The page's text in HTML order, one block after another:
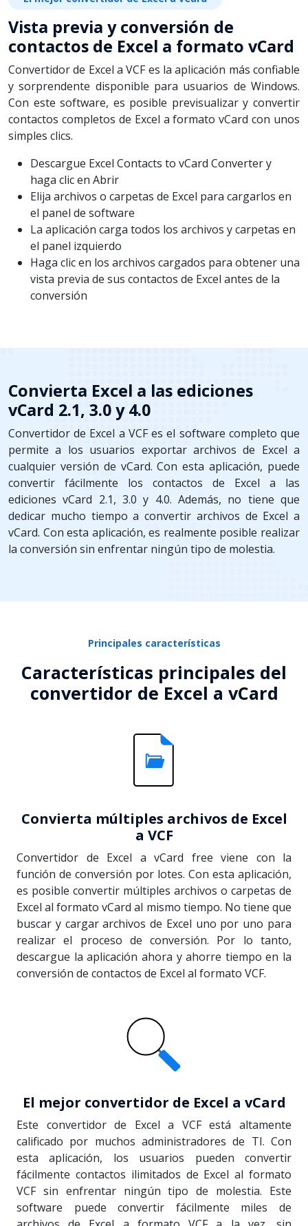
Vista previa y conversión de
contactos de Excel a formato vCard
Convertidor de Excel a VCF es la aplicación más confiable
y sorprendente disponible para usuarios de Windows.
Con este software, es posible previsualizar y convertir
contactos completos de Excel a formato vCard con unos
simples clics.
Descargue Excel Contacts to vCard Converter y
haga clic en Abrir
Elija archivos o carpetas de Excel para cargarlos en
el panel de software
La aplicación carga todos los archivos y carpetas en
el panel izquierdo
Haga clic en los archivos cargados para obtener una
vista previa de sus contactos de Excel antes de la
conversión
Convierta Excel a las ediciones
vCard 2.1, 3.0 y 4.0
Convertidor de Excel a VCF es el software completo que
permite a los usuarios exportar archivos de Excel a
cualquier versión de vCard. Con esta aplicación, puede
convertir fácilmente los contactos de Excel a las
ediciones vCard 2.1, 3.0 y 4.0. Además, no tiene que
dedicar mucho tiempo a convertir archivos de Excel a
vCard. Con esta aplicación, es realmente posible realizar
la conversión sin enfrentar ningún tipo de molestia.
Principales características
Características principales del
convertidor de Excel a vCard
Convierta múltiples archivos de Excel
a VCF
Convertidor de Excel a vCard free viene con la
función de conversión por lotes. Con esta aplicación,
es posible convertir múltiples archivos o carpetas de
Excel al formato vCard al mismo tiempo. No tiene que
buscar y cargar archivos de Excel uno por uno para
realizar el proceso de conversión. Por lo tanto,
descargue la aplicación ahora y ahorre tiempo en la
conversión de contactos de Excel al formato VCF.
El mejor convertidor de Excel a vCard
Este convertidor de Excel a VCF está altamente
calificado por muchos administradores de TI. Con
esta aplicación, los usuarios pueden convertir
fácilmente contactos ilimitados de Excel al formato
VCF sin enfrentar ningún tipo de molestia. Este
software puede convertir fácilmente miles de